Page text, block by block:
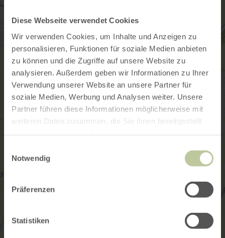
Diese Webseite verwendet Cookies
Wir verwenden Cookies, um Inhalte und Anzeigen zu
personalisieren, Funktionen für soziale Medien anbieten
zu können und die Zugriffe auf unsere Website zu
analysieren. Außerdem geben wir Informationen zu Ihrer
Verwendung unserer Website an unsere Partner für
soziale Medien, Werbung und Analysen weiter. Unsere
Partner führen diese Informationen möglicherweise mit
weiteren Daten zusammen, die Sie ihnen bereitgestellt
Notwendig
Präferenzen
Statistiken